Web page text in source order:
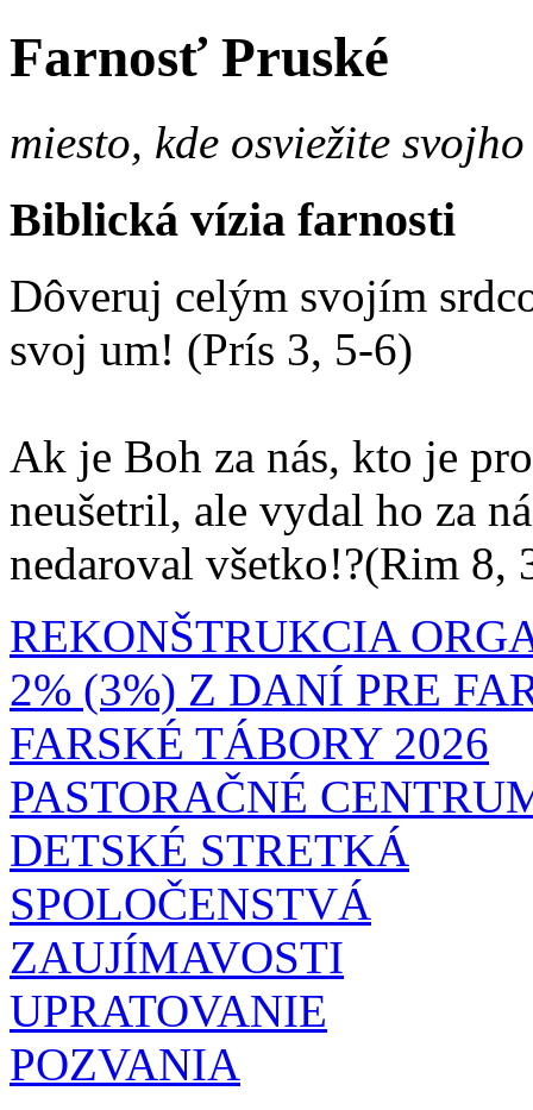
Farnosť Pruské
miesto, kde osviežite
Biblická vízia farnosti
Dôveruj celým svojím
svoj um! (Prís 3, 5-6)
Ak je Boh za nás, kto je
neušetril, ale vydal ho za
nedaroval všetko!?(Rim 8,
REKONŠTRUKCIA
2% (3%) Z DANÍ PRE
FARSKÉ TÁBORY 2026
PASTORAČNÉ
DETSKÉ STRETKÁ
SPOLOČENSTVÁ
ZAUJÍMAVOSTI
UPRATOVANIE
POZVANIA